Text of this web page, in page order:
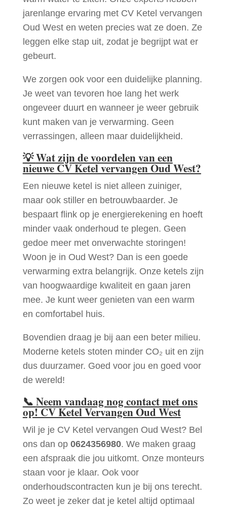
jarenlange ervaring met CV Ketel vervangen
Oud West en weten precies wat ze doen. Ze
leggen elke stap uit, zodat je begrijpt wat er
gebeurt.
We zorgen ook voor een duidelijke planning.
Je weet van tevoren hoe lang het werk
ongeveer duurt en wanneer je weer gebruik
kunt maken van je verwarming. Geen
verrassingen, alleen maar duidelijkheid.
💡Wat zijn de voordelen van een
nieuwe CV Ketel vervangen Oud West?
Een nieuwe ketel is niet alleen zuiniger,
maar ook stiller en betrouwbaarder. Je
bespaart flink op je energierekening en hoeft
minder vaak onderhoud te plegen. Geen
gedoe meer met onverwachte storingen!
Woon je in Oud West? Dan is een goede
verwarming extra belangrijk. Onze ketels zijn
van hoogwaardige kwaliteit en gaan jaren
mee. Je kunt weer genieten van een warm
en comfortabel huis.
Bovendien draag je bij aan een beter milieu.
Moderne ketels stoten minder CO₂ uit en zijn
dus duurzamer. Goed voor jou en goed voor
de wereld!
📞 Neem vandaag nog contact met ons
op! CV Ketel Vervangen Oud West
Wil je je CV Ketel vervangen Oud West? Bel
ons dan op 0624356980. We maken graag
een afspraak die jou uitkomt. Onze monteurs
staan voor je klaar. Ook voor
onderhoudscontracten kun je bij ons terecht.
Zo weet je zeker dat je ketel altijd optimaal